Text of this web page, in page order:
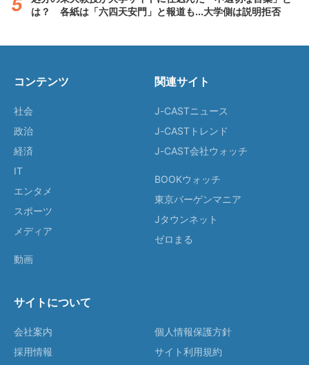
は？ 各紙は「六四天安門」と報道も...大学側は説明拒否
コンテンツ
社会
政治
経済
IT
エンタメ
スポーツ
メディア
動画
関連サイト
J-CASTニュース
J-CASTトレンド
J-CAST会社ウォッチ
BOOKウォッチ
東京バーゲンマニア
Jタウンネット
ゼロまる
サイトについて
会社案内
採用情報
個人情報保護方針
サイト利用規約